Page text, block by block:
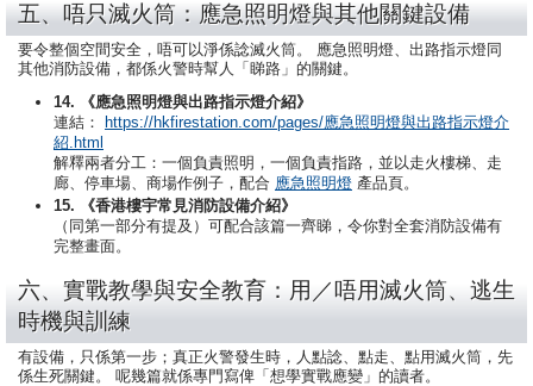
五、唔只滅火筒：應急照明燈與其他關鍵設備
要令整個空間安全，唔可以淨係諗滅火筒。 應急照明燈、出路指示燈同
其他消防設備，都係火警時幫人「睇路」的關鍵。
14. 《應急照明燈與出路指示燈介紹》
連結：
https://hkfirestation.com/pages/應急照明燈與出路指示燈介
紹.html
解釋兩者分工：一個負責照明，一個負責指路，並以走火樓梯、走
廊、停車場、商場作例子，配合 應急照明燈 產品頁。
15. 《香港樓宇常見消防設備介紹》
（同第一部分有提及）可配合該篇一齊睇，令你對全套消防設備有
完整畫面。
六、實戰教學與安全教育：用／唔用滅火筒、逃生
時機與訓練
有設備，只係第一步；真正火警發生時，人點諗、點走、點用滅火筒，先
係生死關鍵。 呢幾篇就係專門寫俾「想學實戰應變」的讀者。